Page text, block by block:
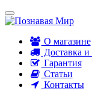
О магазине
Доставка и
Гарантия
Статьи
Контакты